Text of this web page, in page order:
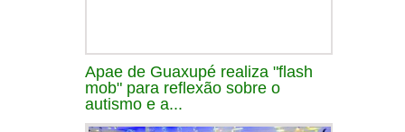
Apae de Guaxupé realiza "flash
mob" para reflexão sobre o
autismo e a...